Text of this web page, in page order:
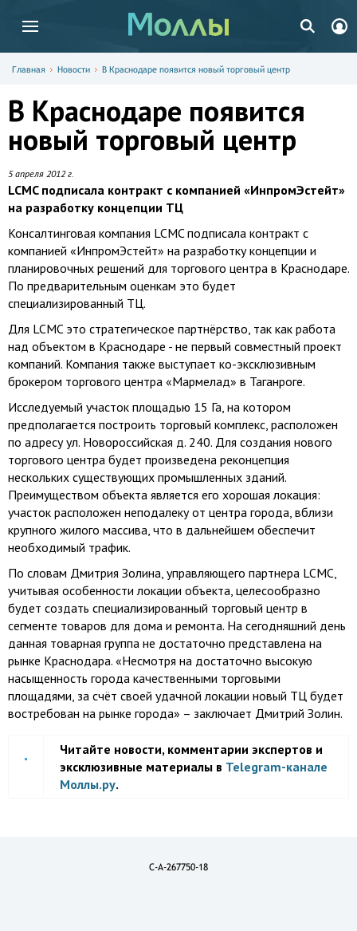
Главная Новости В Краснодаре появится новый торговый центр
В Краснодаре появится
новый торговый центр
5 апреля 2012 г.
LCMC подписала контракт с компанией «ИнпромЭстейт»
на разработку концепции ТЦ
Консалтинговая компания LCMC подписала контракт с
компанией «ИнпромЭстейт» на разработку концепции и
планировочных решений для торгового центра в Краснодаре.
По предварительным оценкам это будет
специализированный ТЦ.
Для LCMC это стратегическое партнёрство, так как работа
над объектом в Краснодаре - не первый совместный проект
компаний. Компания также выступает ко-эксклюзивным
брокером торгового центра «Мармелад» в Таганроге.
Исследуемый участок площадью 15 Га, на котором
предполагается построить торговый комплекс, расположен
по адресу ул. Новороссийская д. 240. Для создания нового
торгового центра будет произведена реконцепция
нескольких существующих промышленных зданий.
Преимуществом объекта является его хорошая локация:
участок расположен неподалеку от центра города, вблизи
крупного жилого массива, что в дальнейшем обеспечит
необходимый трафик.
По словам Дмитрия Золина, управляющего партнера LCMC,
учитывая особенности локации объекта, целесообразно
будет создать специализированный торговый центр в
сегменте товаров для дома и ремонта. На сегодняшний день
данная товарная группа не достаточно представлена на
рынке Краснодара. «Несмотря на достаточно высокую
насыщенность города качественными торговыми
площадями, за счёт своей удачной локации новый ТЦ будет
востребован на рынке города» – заключает Дмитрий Золин.
Читайте новости, комментарии экспертов и
эксклюзивные материалы в Telegram-канале
Моллы.ру.
C-A-267750-18